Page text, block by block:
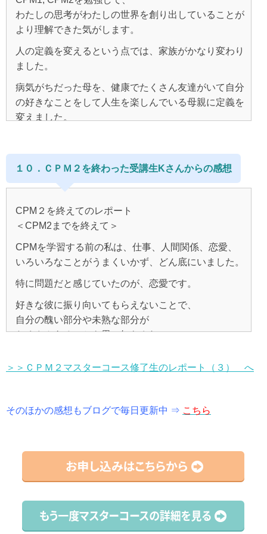
潜在意識からも
よくメッセージが届くようになり、
それに気付き、
受けとることが出来るようになりました。
ずっとうまくいっていたのに、
となっていたところに
「基本的なことを忘れてはいけません」
というメッセージが届き、
仕事などでその時書き出せないからと書き出しを
ずっとしていなかったことに気付き、
学ぶ事がメインになっていたことに気付きました。
それからはしっかりと
実践することを意識して、以下のことを行っていま
す。
・何かあってもなくても毎日ノートに頭の中に思い浮
思考の修正が必要な場合は修正し、その必要がなけれ
ろを書き出しています。
・朝起きてすぐにアファメーションをします（私の人
幸せになれー！など）
勉強をしていて思ったのが、
テキストをインプットするのと
同じだけでなく実践してアウトプットする大切さで
す。
実践しないと体感しないし、
新しい思考も習慣しないですもんね。
・新しい職場がすぐ決まり条件が希望のもの。同僚も
素敵で和やかな人たち
き、当初旦那さんの実家で二世帯の予定が、素敵な都
心のマンションを買っていただいた。
・友人のハッピーな報告がちらほら♪
・感謝ノートを書く
度中、ブツブツつぶやくこと（嫌なことを考える隙を
・大げさなくらい笑うこと
ーム です！
解除されてないなぁと感じる部分がありますが
焦らずにやっていくつもりです。
こんなに頑張っている私、
偉いでしょ、って誰にアピールしたかったのか、
そんな頑張る自分にしたかったのかもしれません。
順調なようだったのですが、
実は一時、自分の思考に向き合うのが面倒になり、
しばらく間があいてしまいました。
その頃、子どもにイライラすることが増え、
しばらくして、
いろいろなやらなきゃいけないことが後回しの私に気
が付いたのでした。
それからまた、ＣＰＭに取り組み始めました。
よくしゃべり仲はいいのですが、
ついつい勉強をしないと心配になり、
いけないいけない！と訂正する日々です。
笑顔で夢中で毎日を楽しむ姿をどんどんイメージしよ
外での人間関係も今後の課題です。
以前は腹が立つばかりでした。
自分の問題が気がかりで
リラックスできていなかった私が、
くって・・・
それからかな？
なんとなく、安心感をもてるようになりました。
悩みは置いといて、
とカルチャーセンターに通いはじめ、
いちいち反発せず、
心穏やかに過ごすようにしました。
自分の中を探ると、
私こそ夫を経済的に束縛していたな～～と思いあたり
夫が給料を全額わたしてくれるのが当たり前・・・と
夫にはお小遣いを渡し、
でも、夫はいつでも不満を表していたんです。
それで、
と思っていた部分への回答が、
この理論にはある！
この本を購入した時は、
苦しい労働環境の仕事から抜け出すために転職した会
社を、
３週間ほどで次の会社に就職が決まりました。
その会社は、
以前の会社よりも規模が大きく、
また、再就職手当てとして、５０万円もの臨時収入が
その時は、
「１００パーセント自分原因説って凄い！！こんな凄
てはいませんでした。
長時間、大変な仕事をしているのに、
なぜかお金がなくなり、
相変わらず職場にはイヤな人がいたり・・・
すべてが、またうまくいかなくなった、と感じまし
食べ物を食べる気力さえないような状態が、しばらく
続きました…
そして、3年ほど前、
私自身では、どうにもできない…と思い、精神科へ。
初めの病院では、
「うつ病」と診断されました。
薬を大量に出してくれましたが、
私は、なんとなく、この先生じゃない、
病院、行きたくないな…
と思い、また病院から足が遠のきます。
そんな時でも、できる時には、
引き寄せの法則を実践していましたが、
イライラしたり、疑いはじめたり…
主人が「病院探してみたから、一緒にもう一度行って
この病気は、
医学的には治らない。
マリアさんの本を最初に手に取ったのは、
実生活に取り入れて勉強してきました。
しかし兄の言葉に振り回されることは変わらず。
お前の旦那になる人は早死にすると言われ、
その後にとても大好きな人に出会いました。
なので他の霊感のある人に相談したりしていました。
出逢った時から病気だったので、
とても幸せな反面、兄の言葉がよみがえり、
本当にそうなったらどうしよう。
私といることで彼が不幸になってしまうと悩んだこと
でもそんな未来なんて私が変えてみせると思い
ふと無意識に彼がいなくなった後もしっかりしない
と、
なんでそんなこと考えるん！あかんあかん、
と思いなおすのですが、
私が殺してしまったと思いました。
責めて責めて過ごしてきました。
人がなぜ病気になるのか、
なぜ西洋医学では治らなかったのか本を読み漁り
自分の顕在意識で望むものではない場合、
「なんでこうなるの？こんな現実を望んでいない！」
と思考が暴れて
悪いスパイラルに陥っていたのです。
とくに感情が大きく動く恋愛が、うまくいかなかった
ことが大きかったです。
の苛立ち。
悪い方へ思考を送り出し、その結果を受け取る。
特に恋愛をうまくいかせたい一心で、
マスターコースの勉強に励みました。
テキストもわかりやすく、
現実と思考の関係を、繰り返し教えてくれるので理解
も早かったです。
質問にもすぐ答えていただいて、
やる気を維持することができました。
わたしにとって、毎日が学んだことの実験の場でし
実が変わるのか？
・いまふと思ったことは、わたしの思い込みではない
・いま見えている現実の、もともとの思考はなにか？
・わたしは、その思考を「選び続ける」のか「手放
わたしの思考がわたしの世界を創り出していることが
より理解できた気がします。
人の定義を変えるという点では、家族がかなり変わり
ました。
病気がちだった母を、健康でたくさん友達がいて自分
の好きなことをして人生を楽しんでいる母親に定義を
変えました。
めました。
身、兄のことを見下していましたが、本当は頼れる、
優しくてイケメンで妹想いの兄でした。
以前はよく連絡しても無視されていたのですが、いま
では、きちんと優しく返事を返してくれるようになり
ました。
友人関係も今までは似たようなタイプと仲良くなっ
て、わたしが無理して友達に合わせて疲れ、最終的に
最近はそのパターンの友達を引き寄せなくなりました
今までわたしは、ロングヘアでピンクが好きで女性ら
しいセクシーな女性が自分らしいと思っていました
でも、わたしは幼い頃は、ピンクが嫌いで青や緑色を
好んでいたし、いつもショートヘアでした。運動が好
１０．ＣＰＭ２を終わった受講生Kさんからの感想
CPM２を終えてのレポート
＜CPM2までを終えて＞
CPMを学習する前の私は、仕事、人間関係、恋愛、
いろいろなことがうまくいかず、どん底にいました。
特に問題だと感じていたのが、恋愛です。
好きな彼に振り向いてもらえないことで、
自分の醜い部分や未熟な部分が
たくさんあることを思い知らされ、
私はみんなみたいに幸せになることはできないんだ、
もう生きているのがつらくて、死にたいとまで考える
果、マリアさんのブログに出会いました。
一刻も早く状況を変えたい、
恋愛成就したいという焦りの気持ちもあり、
＞＞ＣＰＭ２マスターコース修了生のレポート（３） へ
そのほかの感想もブログで毎日更新中 ⇒ こちら